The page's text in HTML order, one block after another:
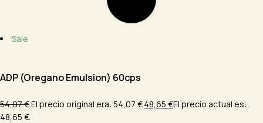
Sale
ADP (Oregano Emulsion) 60cps
54,07 €El precio original era: 54,07 €.48,65 €El precio actual es:
48,65 €.